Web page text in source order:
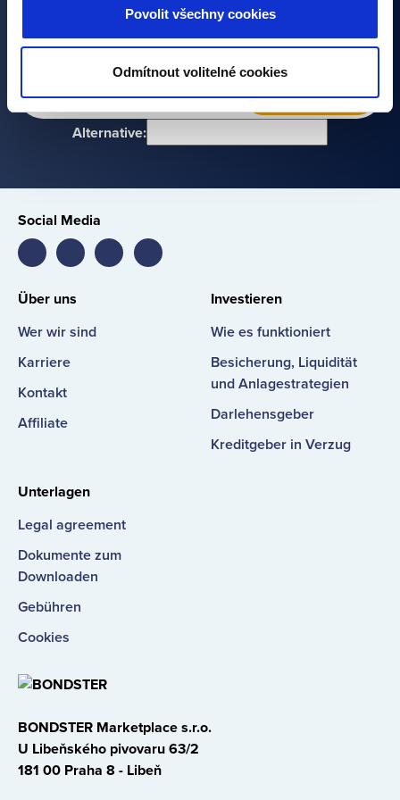
Povolit všechny cookies
Odmítnout volitelné cookies
Ihrer Anmeldung erklären Sie sich mit der Verarbeitung
Ihrer personenbezogenen Daten einverstanden.
NEWSLETTER
Alternative:
Social Media
BondsterBondster
Über uns
Wer wir sind
Karriere
Kontakt
Affiliate
Investieren
Wie es funktioniert
Besicherung, Liquidität
und Anlagestrategien
Darlehensgeber
Kreditgeber in Verzug
Unterlagen
Legal agreement
Dokumente zum
Downloaden
Gebühren
Cookies
BONDSTER Marketplace s.r.o.
U Libeňského pivovaru 63/2
181 00 Praha 8 - Libeň